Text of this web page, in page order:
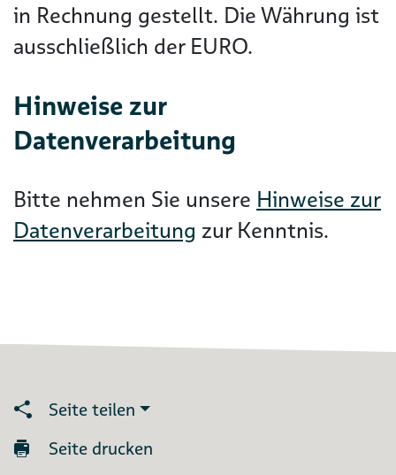
in Rechnung gestellt. Die Währung ist
ausschließlich der EURO.
Hinweise zur
Datenverarbeitung
Bitte nehmen Sie unsere Hinweise zur
Datenverarbeitung zur Kenntnis.
Seite teilen
Seite drucken